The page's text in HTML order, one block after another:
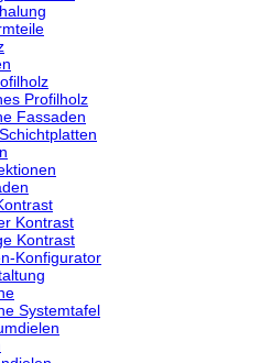
Profilholz
Fassaden
Kontrast
Kontrast
Konfigurator
Systemtafel